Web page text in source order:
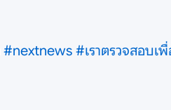
#nextnews #เราตรวจสอบเ